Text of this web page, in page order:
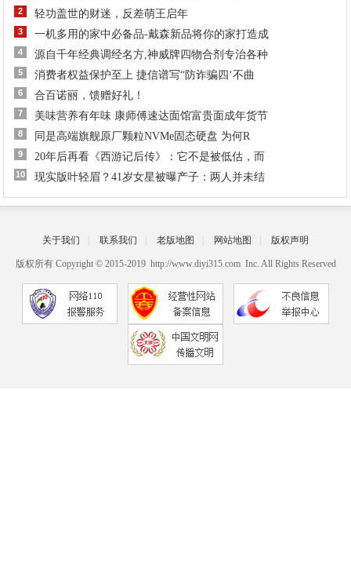
2 轻功盖世的财迷，反差萌王启年
3 一机多用的家中必备品-戴森新品将你的家打造成
4 源自千年经典调经名方,神威牌四物合剂专治各种
5 消费者权益保护至上 捷信谱写“防诈骗四‘不曲
6 合百诺丽，馈赠好礼！
7 美味营养有年味 康师傅速达面馆富贵面成年货节
8 同是高端旗舰原厂颗粒NVMe固态硬盘 为何R
9 20年后再看《西游记后传》：它不是被低估，而
10 现实版叶轻眉？41岁女星被曝产子：两人并未结
关于我们 联系我们 老版地图 网站地图 版权声明
版权所有 Copyright © 2015-2019 http://www.diyi315.com Inc. All Rights Reserved